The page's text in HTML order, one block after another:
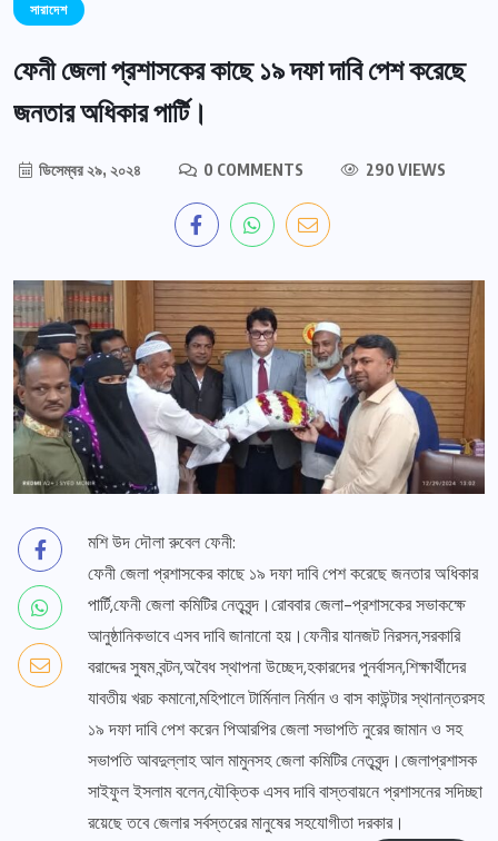
সারাদেশ
ফেনী জেলা প্রশাসকের কাছে ১৯ দফা দাবি পেশ করেছে
জনতার অধিকার পার্টি।
ডিসেম্বর ২৯, ২০২৪ 0 COMMENTS 290 VIEWS
মশি উদ দৌলা রুবেল ফেনী:
ফেনী জেলা প্রশাসকের কাছে ১৯ দফা দাবি পেশ করেছে জনতার অধিকার
পার্টি,ফেনী জেলা কমিটির নেতৃবৃন্দ।রোববার জেলা-প্রশাসকের সভাকক্ষে
আনুষ্ঠানিকভাবে এসব দাবি জানানো হয়।ফেনীর যানজট নিরসন,সরকারি
বরাদ্দের সুষম বন্টন,অবৈধ স্থাপনা উচ্ছেদ,হকারদের পুনর্বাসন,শিক্ষার্থীদের
যাবতীয় খরচ কমানো,মহিপালে টার্মিনাল নির্মান ও বাস কাউন্টার স্থানান্তরসহ
১৯ দফা দাবি পেশ করেন পিআরপির জেলা সভাপতি নুরের জামান ও সহ
সভাপতি আবদুল্লাহ আল মামুনসহ জেলা কমিটির নেতৃবৃন্দ।জেলাপ্রশাসক
সাইফুল ইসলাম বলেন,যৌক্তিক এসব দাবি বাস্তবায়নে প্রশাসনের সদিচ্ছা
রয়েছে তবে জেলার সর্বস্তরের মানুষের সহযোগীতা দরকার।